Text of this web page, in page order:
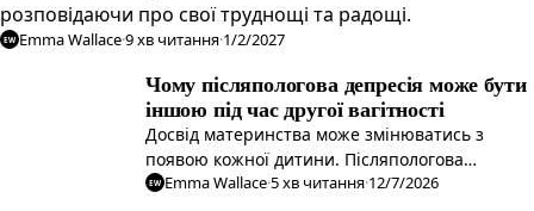
розповідаючи про свої труднощі та радощі.
EW Emma Wallace·9хв читання·1/2/2027
Чому післяпологова депресія може бути
іншою під час другої вагітності
Досвід материнства може змінюватись з
появою кожної дитини. Післяпологова
депресія може проявитися по-іншому під час
EW Emma Wallace·5хв читання·12/7/2026